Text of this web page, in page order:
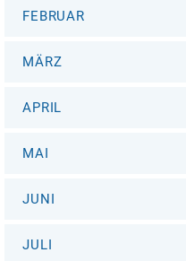
FEBRUAR
MÄRZ
APRIL
MAI
JUNI
JULI